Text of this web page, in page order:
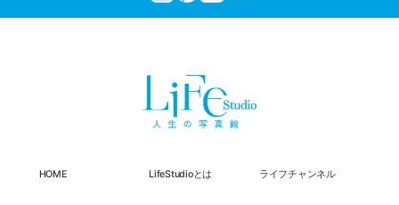
HOME LifeStudioとは ライフチャンネル